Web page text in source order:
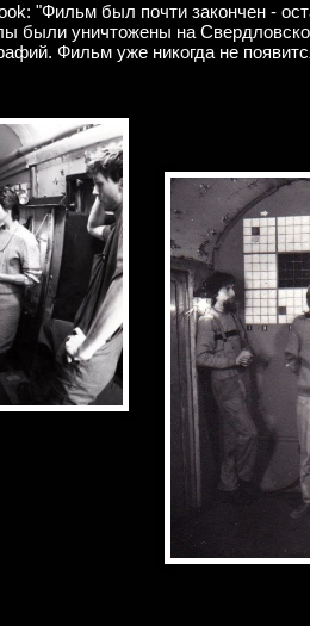
"Фильм был почти закончен -
были уничтожены на
Фильм уже никогда не